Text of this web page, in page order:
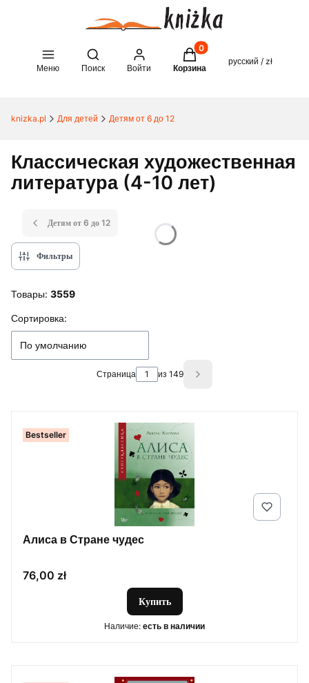
Меню
Open search engine
Поиск Войти
Товары в корзине: 0.
Корзина
русский / zł
knizka.pl Для детей Детям от 6 до 12
Классическая художественная
литература (4-10 лет)
Детям от 6 до 12
Фильтры
Товары: 3559
Список товаров
Сортировка:
По умолчанию
Страница из 149 Next products
Bestseller
Алиса в Стране чудес
Цена
76,00 zł
Купить
Наличие: есть в наличии